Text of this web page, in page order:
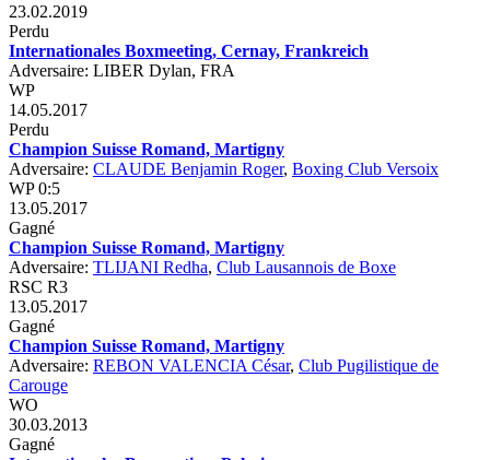
23.02.2019
Perdu
Internationales Boxmeeting, Cernay, Frankreich
Adversaire: LIBER Dylan, FRA
WP
14.05.2017
Perdu
Champion Suisse Romand, Martigny
Adversaire: CLAUDE Benjamin Roger, Boxing Club Versoix
WP 0:5
13.05.2017
Gagné
Champion Suisse Romand, Martigny
Adversaire: TLIJANI Redha, Club Lausannois de Boxe
RSC R3
13.05.2017
Gagné
Champion Suisse Romand, Martigny
Adversaire: REBON VALENCIA César, Club Pugilistique de
Carouge
WO
30.03.2013
Gagné